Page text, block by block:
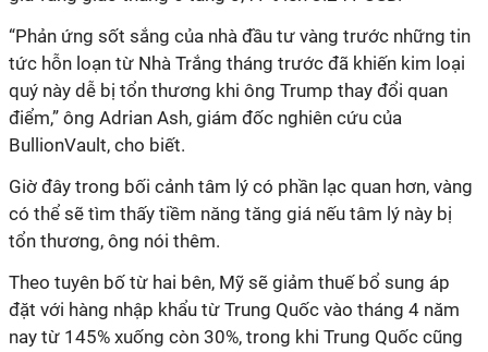
“Phản ứng sốt sắng của nhà đầu tư vàng trước những tin
tức hỗn loạn từ Nhà Trắng tháng trước đã khiến kim loại
quý này dễ bị tổn thương khi ông Trump thay đổi quan
điểm,” ông Adrian Ash, giám đốc nghiên cứu của
BullionVault, cho biết.
Giờ đây trong bối cảnh tâm lý có phần lạc quan hơn, vàng
có thể sẽ tìm thấy tiềm năng tăng giá nếu tâm lý này bị
tổn thương, ông nói thêm.
Theo tuyên bố từ hai bên, Mỹ sẽ giảm thuế bổ sung áp
đặt với hàng nhập khẩu từ Trung Quốc vào tháng 4 năm
nay từ 145% xuống còn 30%, trong khi Trung Quốc cũng